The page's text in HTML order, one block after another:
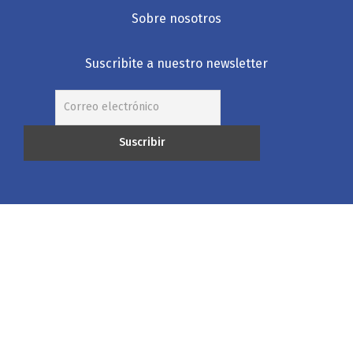
Sobre nosotros
Suscribite a nuestro newsletter